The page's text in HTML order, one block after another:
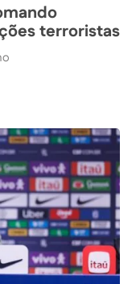
terroristas